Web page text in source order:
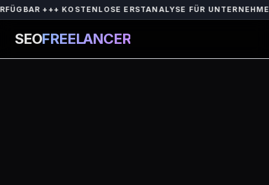
ERSTANALYSE FÜR UNTERNEHMEN IN
SEOFREELANCER